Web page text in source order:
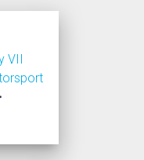
VII
•